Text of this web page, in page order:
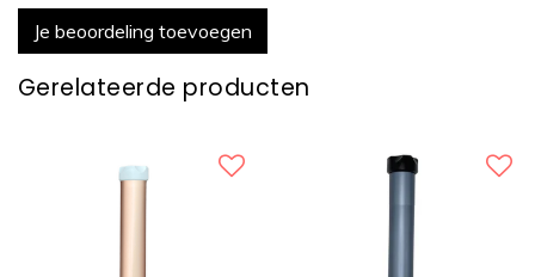
Je beoordeling toevoegen
Gerelateerde producten